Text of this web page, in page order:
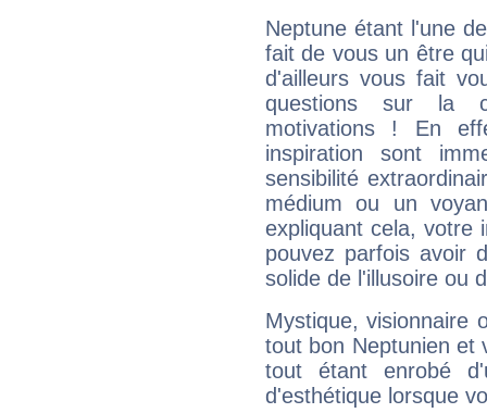
Neptune étant l'une
fait de vous un être
d'ailleurs vous fait
questions sur la
motivations ! En
inspiration sont
sensibilité
médium ou un
expliquant cela, votre
pouvez parfois avoir
solide de l'illusoire ou
Mystique, visionnaire
tout bon Neptunien et
tout étant enrobé
d'esthétique lorsque